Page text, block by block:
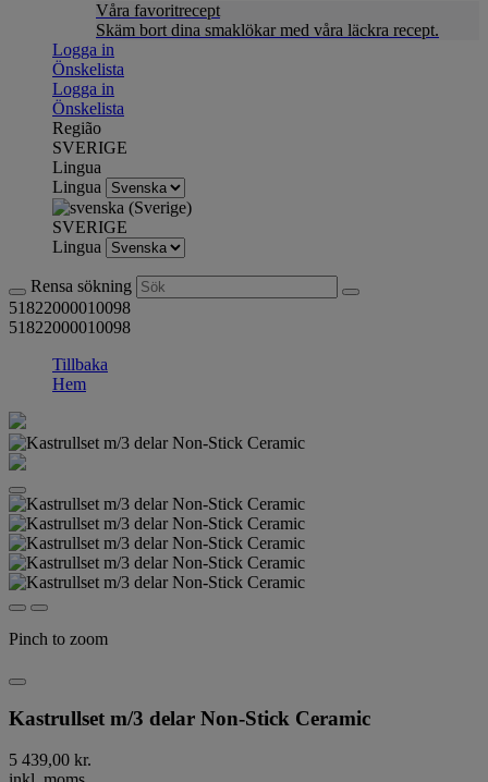
Våra favoritrecept
Skäm bort dina smaklökar med våra läckra recept.
Logga in
Önskelista
Logga in
Önskelista
Região
SVERIGE
Lingua
Lingua
SVERIGE
Lingua
Rensa sökning
51822000010098
51822000010098
Tillbaka
Hem
Pinch to zoom
Kastrullset m/3 delar Non-Stick Ceramic
5 439,00 kr.